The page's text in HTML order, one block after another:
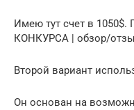
Имею тут счет в
КОНКУРСА | обзор/
Второй вариант
Он основан на